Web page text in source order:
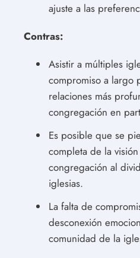
ajuste a las
Contras:
Asistir a múltiples
compromiso a largo
relaciones más
congregación en
Es posible que se
completa de la
congregación al
iglesias.
La falta de
desconexión
comunidad de la